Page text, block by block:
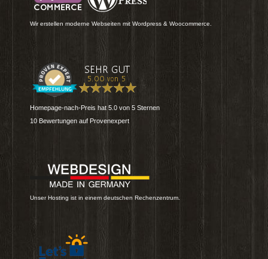
Wir erstellen moderne Webseiten mit Wordpress & Woocommerce.
Homepage-nach-Preis hat 5.0 von 5 Sternen
10 Bewertungen auf Provenexpert
Unser Hosting ist in einem deutschen Rechenzentrum.